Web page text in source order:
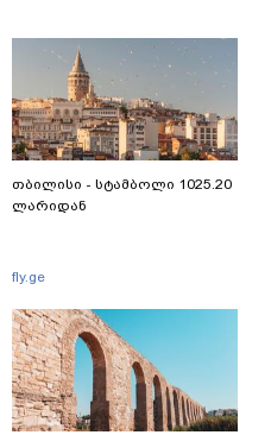
თბილისი - სტამბოლი 1025.20
ლარიდან
fly.ge